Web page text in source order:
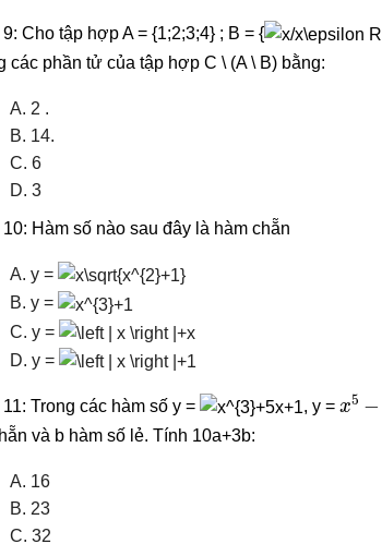
Cho tập hợp A = {1;2;3;4} ; B = {
các phần tử của tập hợp C \ (A \ B) bằng:
A. 2 .
B. 14.
C. 6
D. 3
Hàm số nào sau đây là hàm chẵn
A. y =
B. y =
C. y =
D. y =
Trong các hàm số y = , y =
5
và b hàm số lẻ. Tính 10a+3b:
A. 16
B. 23
C. 32